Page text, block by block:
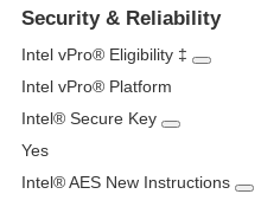
Security & Reliability
Intel vPro® Eligibility ‡
Intel vPro® Platform
Intel® Secure Key
Yes
Intel® AES New Instructions